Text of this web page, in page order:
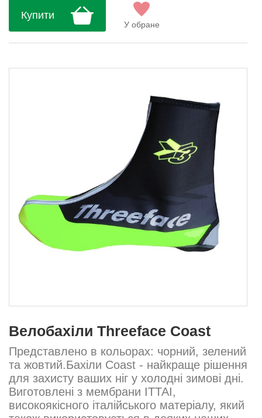
застосували еластичну стрічку довжиною 4
см для покращення посадки та
комфорту.Світловідбиваючі елементи на
задній частині підвищують види...
Купити
У обране
Велобахіли Threeface Coast
Представлено в кольорах: чорний, зелений
та жовтий.Бахіли Coast - найкраще рішення
для захисту ваших ніг у холодні зимові дні.
Виготовлені з мембрани ITTAI,
високоякісного італійського матеріалу, який